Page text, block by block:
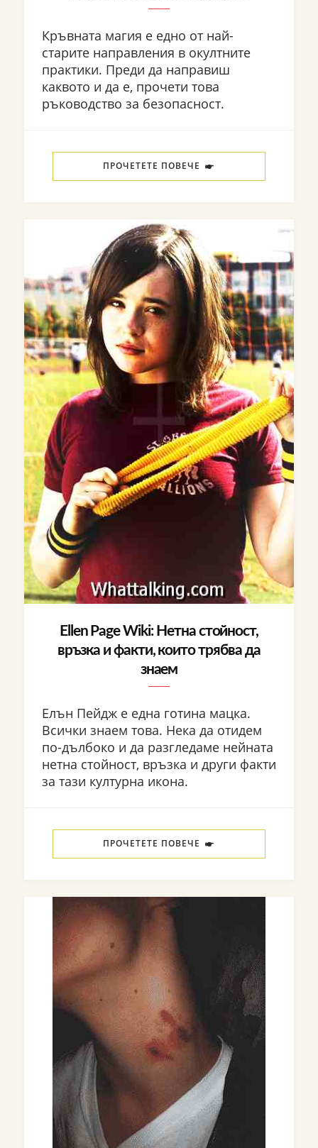
Кръвната магия е едно от най-
старите направления в окултните
практики. Преди да направиш
каквото и да е, прочети това
ръководство за безопасност.
ПРОЧЕТЕТЕ ПОВЕЧЕ
Ellen Page Wiki: Нетна стойност,
връзка и факти, които трябва да
знаем
Елън Пейдж е една готина мацка.
Всички знаем това. Нека да отидем
по-дълбоко и да разгледаме нейната
нетна стойност, връзка и други факти
за тази културна икона.
ПРОЧЕТЕТЕ ПОВЕЧЕ